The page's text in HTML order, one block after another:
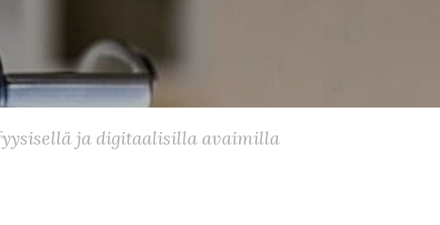
ja digitaalisilla avaimilla